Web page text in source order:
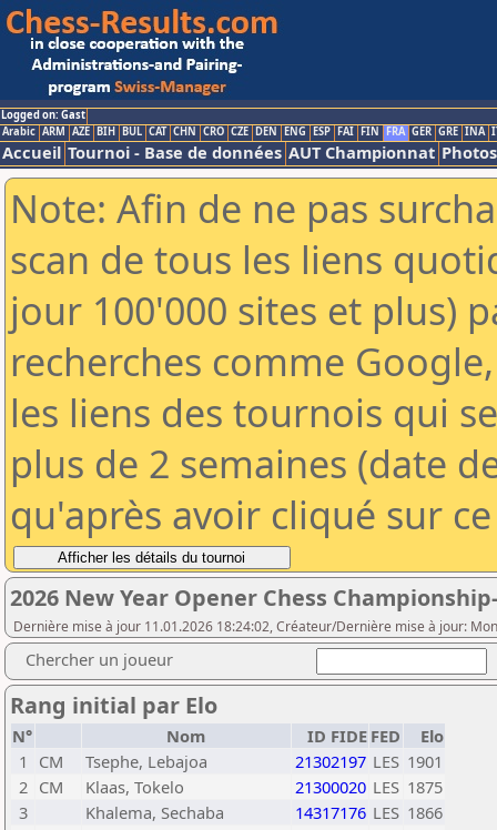
Logged on: Gast
Arabic ARM AZE BIH BUL CAT CHN CRO CZE DEN ENG ESP FAI FIN FRA GER GRE INA
Accueil Tournoi - Base de données AUT Championnat Photos
Note: Afin de ne pas
scan de tous les liens
jour 100'000 sites et plus)
recherches comme
les liens des tournois qui
plus de 2 semaines (date
qu'après avoir cliqué sur
2026 New Year Opener Chess
Dernière mise à jour 11.01.2026 18:24:02, Créateur/Dernière mise à jour:
Chercher un joueur
Rang initial par Elo
N° Nom ID FIDE FED
Elo
1
CM Tsephe, Lebajoa 21302197 LES 1901
2 CM Klaas, Tokelo 21300020 LES 1875
3
Khalema, Sechaba 14317176 LES 1866